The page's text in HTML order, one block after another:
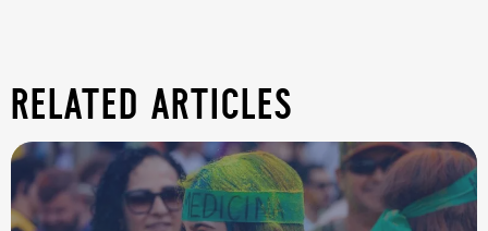
related articles